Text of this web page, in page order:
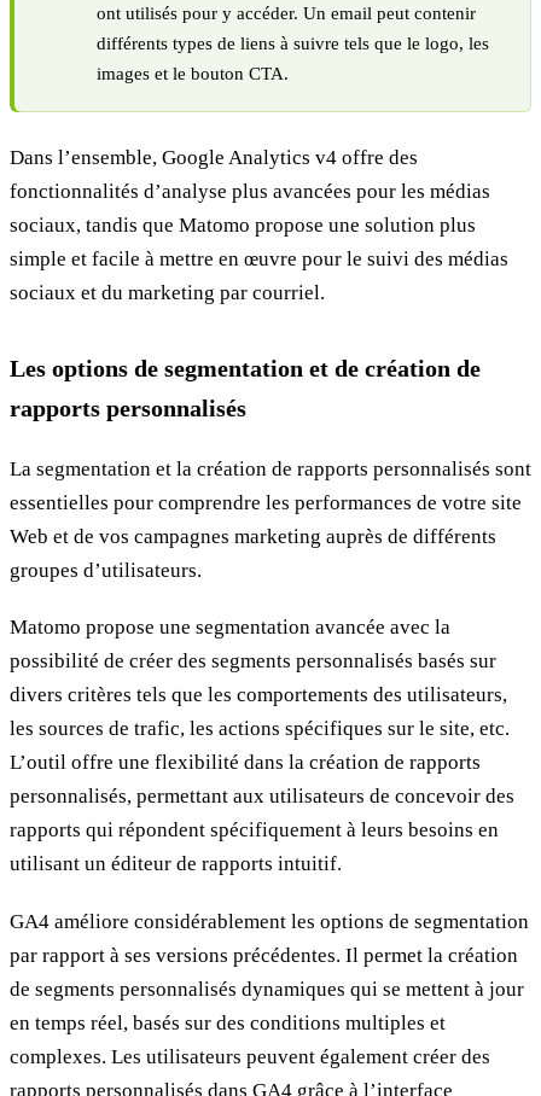
ont utilisés pour y accéder. Un email peut contenir
différents types de liens à suivre tels que le logo, les
images et le bouton CTA.
Dans l’ensemble, Google Analytics v4 offre des
fonctionnalités d’analyse plus avancées pour les médias
sociaux, tandis que Matomo propose une solution plus
simple et facile à mettre en œuvre pour le suivi des médias
sociaux et du marketing par courriel.
Les options de segmentation et de création de
rapports personnalisés
La segmentation et la création de rapports personnalisés sont
essentielles pour comprendre les performances de votre site
Web et de vos campagnes marketing auprès de différents
groupes d’utilisateurs.
Matomo propose une segmentation avancée avec la
possibilité de créer des segments personnalisés basés sur
divers critères tels que les comportements des utilisateurs,
les sources de trafic, les actions spécifiques sur le site, etc.
L’outil offre une flexibilité dans la création de rapports
personnalisés, permettant aux utilisateurs de concevoir des
rapports qui répondent spécifiquement à leurs besoins en
utilisant un éditeur de rapports intuitif.
GA4 améliore considérablement les options de segmentation
par rapport à ses versions précédentes. Il permet la création
de segments personnalisés dynamiques qui se mettent à jour
en temps réel, basés sur des conditions multiples et
complexes. Les utilisateurs peuvent également créer des
rapports personnalisés dans GA4 grâce à l’interface